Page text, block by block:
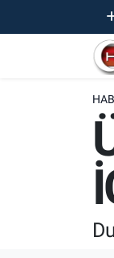
Nöbetçi
Hava
Trafik
Süper Lig
Tüm